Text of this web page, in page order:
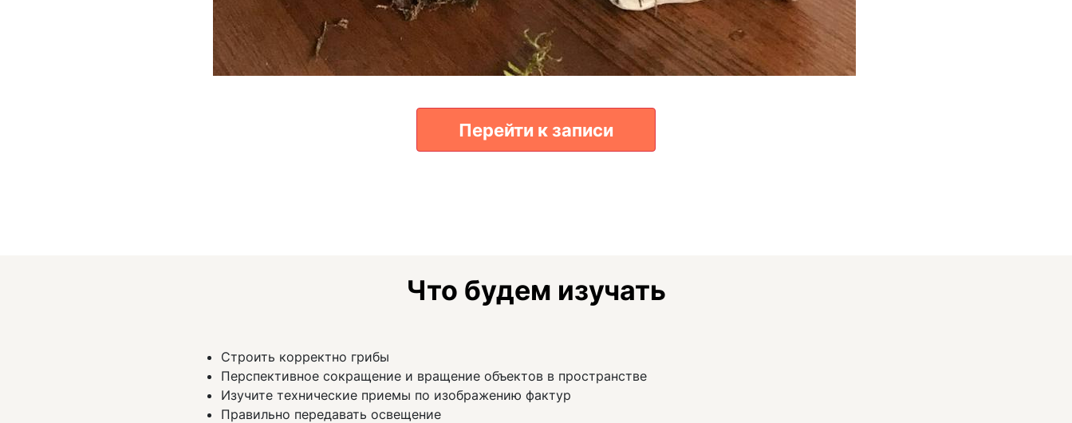
Перейти к записи
Что будем изучать
Строить корректно грибы
Перспективное сокращение и вращение объектов в пространстве
Изучите технические приемы по изображению фактур
Правильно передавать освещение